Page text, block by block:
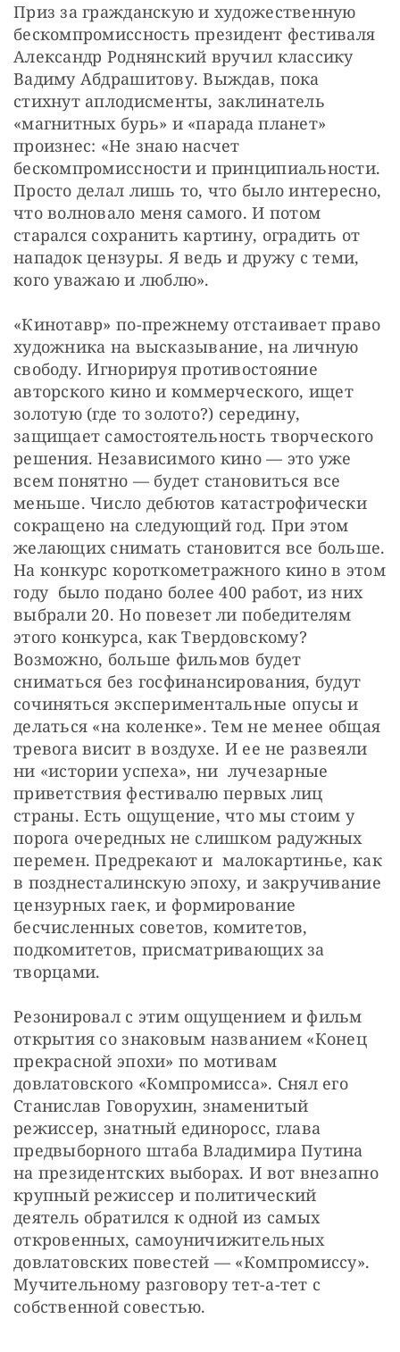
Приз за гражданскую и художественную
бескомпромиссность президент фестиваля
Александр Роднянский вручил классику
Вадиму Абдрашитову. Выждав, пока
стихнут аплодисменты, заклинатель
«магнитных бурь» и «парада планет»
произнес: «Не знаю насчет
бескомпромиссности и принципиальности.
Просто делал лишь то, что было интересно,
что волновало меня самого. И потом
старался сохранить картину, оградить от
нападок цензуры. Я ведь и дружу с теми,
кого уважаю и люблю».
«Кинотавр» по-прежнему отстаивает право
художника на высказывание, на личную
свободу. Игнорируя противостояние
авторского кино и коммерческого, ищет
золотую (где то золото?) середину,
защищает самостоятельность творческого
решения. Независимого кино — это уже
всем понятно — будет становиться все
меньше. Число дебютов катастрофически
сокращено на следующий год. При этом
желающих снимать становится все больше.
На конкурс короткометражного кино в этом
году  было подано более 400 работ, из них
выбрали 20. Но повезет ли победителям
этого конкурса, как Твердовскому?
Возможно, больше фильмов будет
сниматься без госфинансирования, будут
сочиняться экспериментальные опусы и
делаться «на коленке». Тем не менее общая
тревога висит в воздухе. И ее не развеяли
ни «истории успеха», ни  лучезарные
приветствия фестивалю первых лиц
страны. Есть ощущение, что мы стоим у
порога очередных не слишком радужных
перемен. Предрекают и  малокартинье, как
в позднесталинскую эпоху, и закручивание
цензурных гаек, и формирование
бесчисленных советов, комитетов,
подкомитетов, присматривающих за
творцами.
Резонировал с этим ощущением и фильм
открытия со знаковым названием «Конец
прекрасной эпохи» по мотивам
довлатовского «Компромисса». Снял его
Станислав Говорухин, знаменитый
режиссер, знатный единоросс, глава
предвыборного штаба Владимира Путина
на президентских выборах. И вот внезапно
крупный режиссер и политический
деятель обратился к одной из самых
откровенных, самоуничижительных
довлатовских повестей — «Компромиссу».
Мучительному разговору тет-а-тет с
собственной совестью.